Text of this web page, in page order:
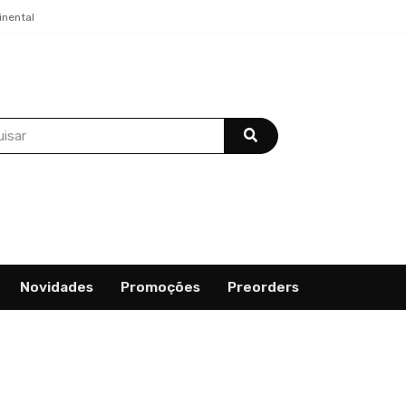
Novidades Promoções Preorders